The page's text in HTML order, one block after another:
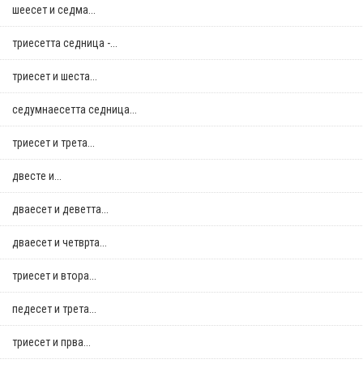
шеесет и седма...
триесетта седница -...
триесет и шеста...
седумнаесетта седница...
триесет и трета...
двестe и...
дваесет и деветта...
дваесет и четврта...
триесет и втора...
педесет и трета...
триесет и прва...